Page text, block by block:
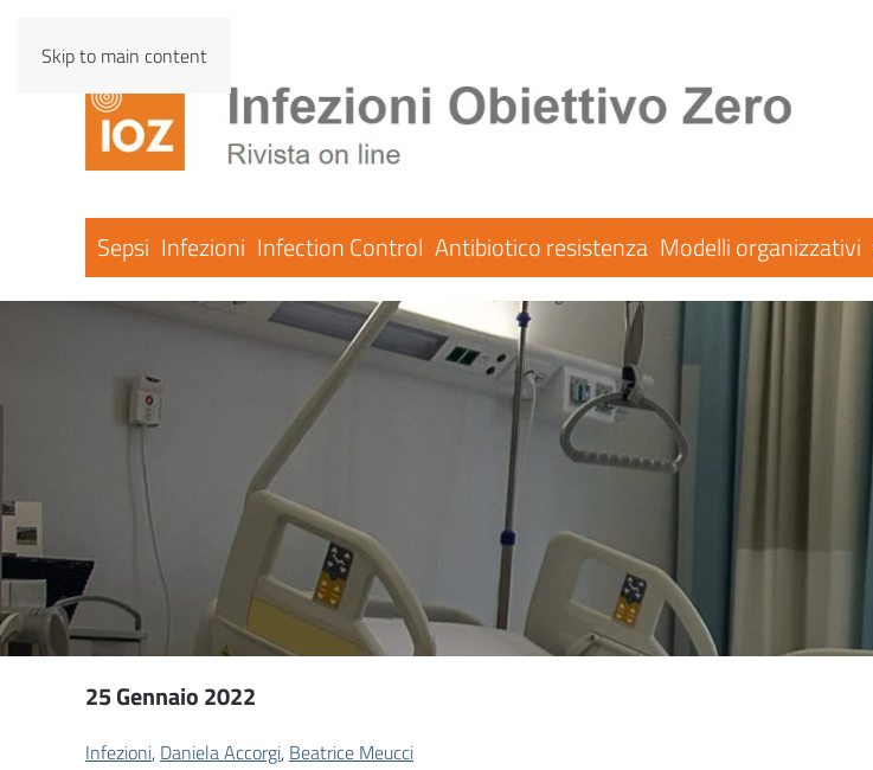
Skip to main content
Sepsi Infezioni Infection Control Antibiotico resistenza Modelli organizzativi
25 Gennaio 2022
Infezioni, Daniela Accorgi, Beatrice Meucci